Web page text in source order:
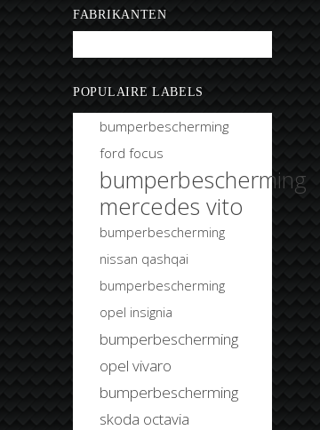
FABRIKANTEN
POPULAIRE LABELS
bumperbescherming
ford focus
bumperbescherming
mercedes vito
bumperbescherming
nissan qashqai
bumperbescherming
opel insignia
bumperbescherming
opel vivaro
bumperbescherming
skoda octavia